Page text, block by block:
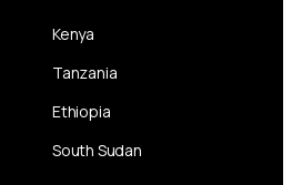
Kenya
Tanzania
Ethiopia
South Sudan